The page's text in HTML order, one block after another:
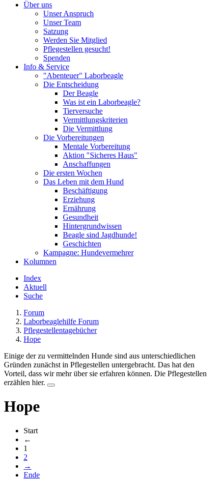
Über uns
Unser Anspruch
Unser Team
Satzung
Werden Sie Mitglied
Pflegestellen gesucht!
Spenden
Info & Service
"Abenteuer" Laborbeagle
Die Entscheidung
Der Beagle
Was ist ein Laborbeagle?
Tierversuche
Vermittlungskriterien
Die Vermittlung
Die Vorbereitungen
Mentale Vorbereitung
Aktion "Sicheres Haus"
Anschaffungen
Die ersten Wochen
Das Leben mit dem Hund
Beschäftigung
Erziehung
Ernährung
Gesundheit
Hintergrundwissen
Beagle sind Jagdhunde!
Geschichten
Kampagne: Hundevermehrer
Kolumnen
Index
Aktuell
Suche
Forum
Laborbeaglehilfe Forum
Pflegestellentagebücher
Hope
Einige der zu vermittelnden Hunde sind aus unterschiedlichen
Gründen zunächst in Pflegestellen untergebracht. Das hat den
Vorteil, dass wir mehr über sie erfahren können. Die Pflegestellen
erzählen hier.
Hope
Start
←
1
2
→
Ende